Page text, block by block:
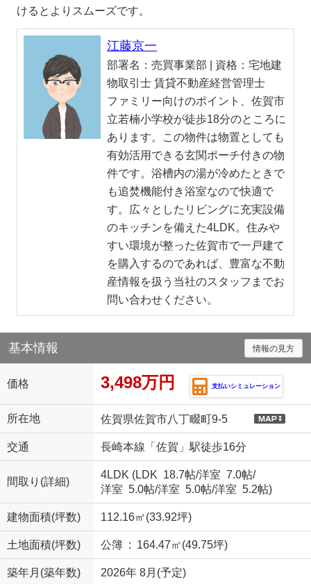
けるとよりスムーズです。
江藤京一
部署名：売買事業部 | 資格：宅地建
物取引士 賃貸不動産経営管理士
ファミリー向けのポイント、佐賀市
立若楠小学校が徒歩18分のところに
あります。この物件は物置としても
有効活用できる玄関ポーチ付きの物
件です。浴槽内の湯が冷めたときで
も追焚機能付き浴室なので快適で
す。広々としたリビングに充実設備
のキッチンを備えた4LDK。住みや
すい環境が整った佐賀市で一戸建て
を購入するのであれば、豊富な不動
産情報を扱う当社のスタッフまでお
問い合わせください。
基本情報 情報の見方
価格 3,498万円 支払いシミュレーション
所在地 佐賀県佐賀市八丁畷町9-5
交通 長崎本線「佐賀」駅徒歩16分
間取り(詳細)
4LDK (LDK 18.7帖/洋室 7.0帖/
洋室 5.0帖/洋室 5.0帖/洋室 5.2帖)
建物面積(坪数) 112.16㎡(33.92坪)
土地面積(坪数) 公簿 : 164.47㎡(49.75坪)
築年月(築年数) 2026年 8月(予定)